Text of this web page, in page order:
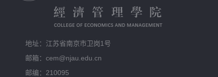
地址：江苏省南京市卫岗1号
邮箱：cem@njau.edu.cn
邮编：210095